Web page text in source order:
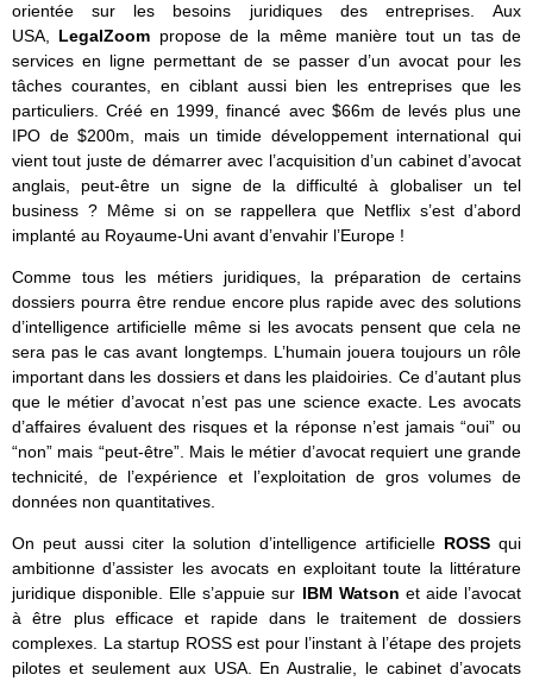
orientée sur les besoins juridiques des entreprises. Aux
USA, LegalZoom propose de la même manière tout un tas de
services en ligne permettant de se passer d’un avocat pour les
tâches courantes, en ciblant aussi bien les entreprises que les
particuliers. Créé en 1999, financé avec $66m de levés plus une
IPO de $200m, mais un timide développement international qui
vient tout juste de démarrer avec l’acquisition d’un cabinet d’avocat
anglais, peut-être un signe de la difficulté à globaliser un tel
business ? Même si on se rappellera que Netflix s’est d’abord
implanté au Royaume-Uni avant d’envahir l’Europe !
Comme tous les métiers juridiques, la préparation de certains
dossiers pourra être rendue encore plus rapide avec des solutions
d’intelligence artificielle même si les avocats pensent que cela ne
sera pas le cas avant longtemps. L’humain jouera toujours un rôle
important dans les dossiers et dans les plaidoiries. Ce d’autant plus
que le métier d’avocat n’est pas une science exacte. Les avocats
d’affaires évaluent des risques et la réponse n’est jamais “oui” ou
“non” mais “peut-être”. Mais le métier d’avocat requiert une grande
technicité, de l’expérience et l’exploitation de gros volumes de
données non quantitatives.
On peut aussi citer la solution d’intelligence artificielle ROSS qui
ambitionne d’assister les avocats en exploitant toute la littérature
juridique disponible. Elle s’appuie sur IBM Watson et aide l’avocat
à être plus efficace et rapide dans le traitement de dossiers
complexes. La startup ROSS est pour l’instant à l’étape des projets
pilotes et seulement aux USA. En Australie, le cabinet d’avocats